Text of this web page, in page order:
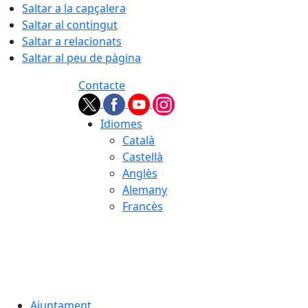
Saltar a la capçalera
Saltar al contingut
Saltar a relacionats
Saltar al peu de pàgina
Contacte
Idiomes
Català
Castellà
Anglès
Alemany
Francès